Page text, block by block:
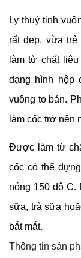
Ly thuỷ tinh
rất đẹp, vừa
làm từ chất
dạng hình hộp
vuông to bản.
làm cốc trở nên
Được làm từ
cốc có thể
nóng 150 độ C.
sữa, trà sữa
bắt mắt.
Thông tin sản